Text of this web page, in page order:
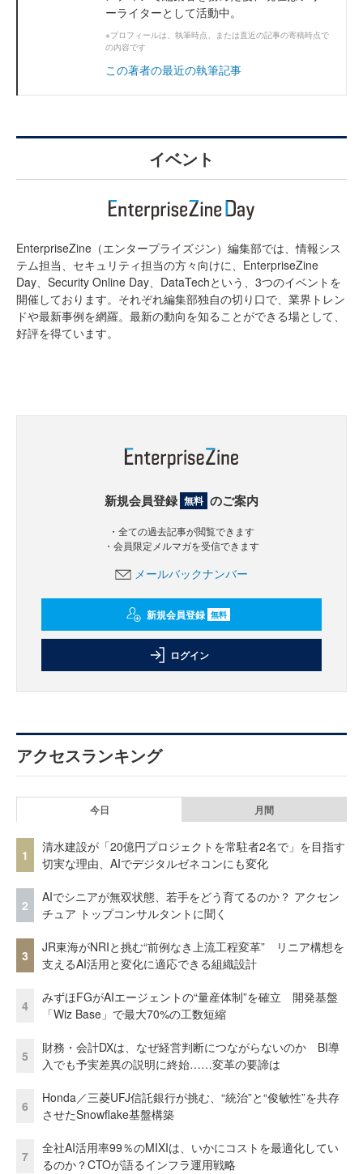
ーライターとして活動中。
※プロフィールは、執筆時点、または直近の記事の寄稿時点で
の内容です
この著者の最近の執筆記事
イベント
EnterpriseZine（エンタープライズジン）編集部では、情報シス
テム担当、セキュリティ担当の方々向けに、EnterpriseZine
Day、Security Online Day、DataTechという、3つのイベントを
開催しております。それぞれ編集部独自の切り口で、業界トレン
ドや最新事例を網羅。最新の動向を知ることができる場として、
好評を得ています。
新規会員登録 無料 のご案内
・全ての過去記事が閲覧できます
・会員限定メルマガを受信できます
メールバックナンバー
新規会員登録 無料
ログイン
アクセスランキング
今日 月間
1
清水建設が「20億円プロジェクトを常駐者2名で」を目指す
切実な理由、AIでデジタルゼネコンにも変化
2
AIでシニアが無双状態、若手をどう育てるのか？ アクセン
チュア トップコンサルタントに聞く
3
JR東海がNRIと挑む“前例なき上流工程変革” リニア構想を
支えるAI活用と変化に適応できる組織設計
4
みずほFGがAIエージェントの“量産体制”を確立 開発基盤
「Wiz Base」で最大70%の工数短縮
5
財務・会計DXは、なぜ経営判断につながらないのか BI導
入でも予実差異の説明に終始……変革の要諦は
6
Honda／三菱UFJ信託銀行が挑む、“統治”と“俊敏性”を共存
させたSnowflake基盤構築
7
全社AI活用率99％のMIXIは、いかにコストを最適化してい
るのか？CTOが語るインフラ運用戦略